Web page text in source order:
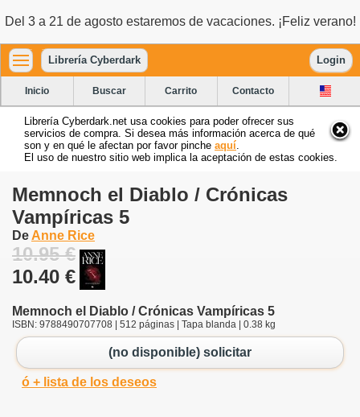
Del 3 a 21 de agosto estaremos de vacaciones. ¡Feliz verano!
Librería Cyberdark Login
Inicio Buscar Carrito Contacto
Librería Cyberdark.net usa cookies para poder ofrecer sus
servicios de compra. Si desea más información acerca de qué
son y en qué le afectan por favor pinche aquí
El uso de nuestro sitio web implica la aceptación de estas cookies.
Memnoch el Diablo / Crónicas
Vampíricas 5
De Anne Rice
10.95 €
10.40 €
Memnoch el Diablo / Crónicas Vampíricas 5
ISBN: 9788490707708 | 512 páginas | Tapa blanda | 0.38 kg
(no disponible) solicitar
ó + lista de los deseos